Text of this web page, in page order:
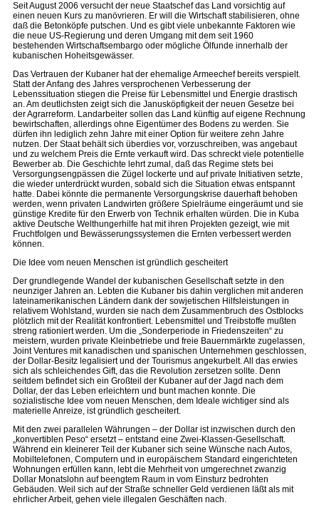
Seit August 2006 versucht der neue Staatschef das Land vorsichtig auf
einen neuen Kurs zu manövrieren. Er will die Wirtschaft stabilisieren, ohne
daß die Betonköpfe putschen. Und es gibt viele unbekannte Faktoren wie
die neue US-Regierung und deren Umgang mit dem seit 1960
bestehenden Wirtschaftsembargo oder mögliche Ölfunde innerhalb der
kubanischen Hoheitsgewässer.
Das Vertrauen der Kubaner hat der ehemalige Armeechef bereits verspielt.
Statt der Anfang des Jahres versprochenen Verbesserung der
Lebenssituation stiegen die Preise für Lebensmittel und Energie drastisch
an. Am deutlichsten zeigt sich die Janusköpfigkeit der neuen Gesetze bei
der Agrarreform. Landarbeiter sollen das Land künftig auf eigene Rechnung
bewirtschaften, allerdings ohne Eigentümer des Bodens zu werden. Sie
dürfen ihn lediglich zehn Jahre mit einer Option für weitere zehn Jahre
nutzen. Der Staat behält sich überdies vor, vorzuschreiben, was angebaut
und zu welchem Preis die Ernte verkauft wird. Das schreckt viele potentielle
Bewerber ab. Die Geschichte lehrt zumal, daß das Regime stets bei
Versorgungsengpässen die Zügel lockerte und auf private Initiativen setzte,
die wieder unterdrückt wurden, sobald sich die Situation etwas entspannt
hatte. Dabei könnte die permanente Versorgungskrise dauerhaft behoben
werden, wenn privaten Landwirten größere Spielräume eingeräumt und sie
günstige Kredite für den Erwerb von Technik erhalten würden. Die in Kuba
aktive Deutsche Welthungerhilfe hat mit ihren Projekten gezeigt, wie mit
Fruchtfolgen und Bewässerungssystemen die Ernten verbessert werden
können.
Die Idee vom neuen Menschen ist gründlich gescheitert
Der grundlegende Wandel der kubanischen Gesellschaft setzte in den
neunziger Jahren an. Lebten die Kubaner bis dahin verglichen mit anderen
lateinamerikanischen Ländern dank der sowjetischen Hilfsleistungen in
relativem Wohlstand, wurden sie nach dem Zusammenbruch des Ostblocks
plötzlich mit der Realität konfrontiert. Lebensmittel und Treibstoffe mußten
streng rationiert werden. Um die „Sonderperiode in Friedenszeiten“ zu
meistern, wurden private Kleinbetriebe und freie Bauernmärkte zugelassen,
Joint Ventures mit kanadischen und spanischen Unternehmen geschlossen,
der Dollar-Besitz legalisiert und der Tourismus angekurbelt. All das erwies
sich als schleichendes Gift, das die Revolution zersetzen sollte. Denn
seitdem befindet sich ein Großteil der Kubaner auf der Jagd nach dem
Dollar, der das Leben erleichtern und bunt machen konnte. Die
sozialistische Idee vom neuen Menschen, dem Ideale wichtiger sind als
materielle Anreize, ist gründlich gescheitert.
Mit den zwei parallelen Währungen – der Dollar ist inzwischen durch den
„konvertiblen Peso“ ersetzt – entstand eine Zwei-Klassen-Gesellschaft.
Während ein kleinerer Teil der Kubaner sich seine Wünsche nach Autos,
Mobiltelefonen, Computern und in europäischem Standard eingerichteten
Wohnungen erfüllen kann, lebt die Mehrheit von umgerechnet zwanzig
Dollar Monatslohn auf beengtem Raum in vom Einsturz bedrohten
Gebäuden. Weil sich auf der Straße schneller Geld verdienen läßt als mit
ehrlicher Arbeit, gehen viele illegalen Geschäften nach.